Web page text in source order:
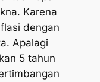
Karena
dengan
Apalagi
5 tahun